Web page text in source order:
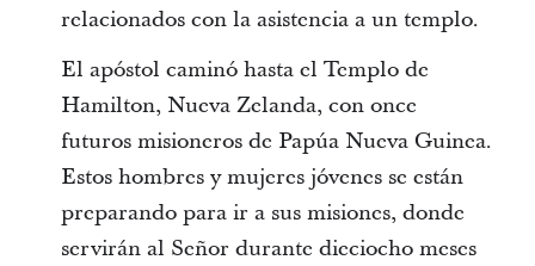
relacionados con la asistencia a un templo.
El apóstol caminó hasta el Templo de
Hamilton, Nueva Zelanda, con once
futuros misioneros de Papúa Nueva Guinea.
Estos hombres y mujeres jóvenes se están
preparando para ir a sus misiones, donde
servirán al Señor durante dieciocho meses